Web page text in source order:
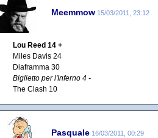
Meemmow 15/03/2011, 23:12
Lou Reed 14 +
Miles Davis 24
Diaframma 30
Biglietto per l'Inferno 4 -
The Clash 10
Pasquale 16/03/2011, 00:29